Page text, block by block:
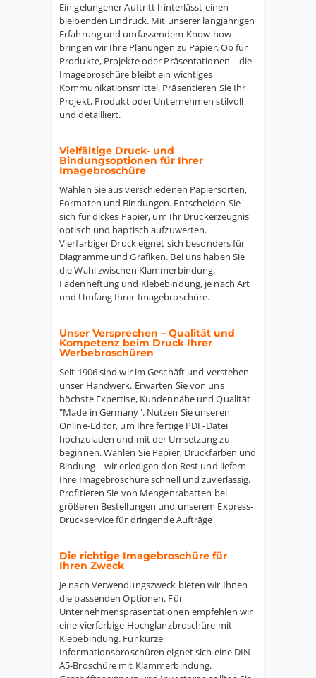
Ein gelungener Auftritt hinterlässt einen
bleibenden Eindruck. Mit unserer langjährigen
Erfahrung und umfassendem Know-how
bringen wir Ihre Planungen zu Papier. Ob für
Produkte, Projekte oder Präsentationen – die
Imagebroschüre bleibt ein wichtiges
Kommunikationsmittel. Präsentieren Sie Ihr
Projekt, Produkt oder Unternehmen stilvoll
und detailliert.
Vielfältige Druck- und
Bindungsoptionen für Ihrer
Imagebroschüre
Wählen Sie aus verschiedenen Papiersorten,
Formaten und Bindungen. Entscheiden Sie
sich für dickes Papier, um Ihr Druckerzeugnis
optisch und haptisch aufzuwerten.
Vierfarbiger Druck eignet sich besonders für
Diagramme und Grafiken. Bei uns haben Sie
die Wahl zwischen Klammerbindung,
Fadenheftung und Klebebindung, je nach Art
und Umfang Ihrer Imagebroschüre.
Unser Versprechen – Qualität und
Kompetenz beim Druck Ihrer
Werbebroschüren
Seit 1906 sind wir im Geschäft und verstehen
unser Handwerk. Erwarten Sie von uns
höchste Expertise, Kundennähe und Qualität
"Made in Germany". Nutzen Sie unseren
Online-Editor, um Ihre fertige PDF-Datei
hochzuladen und mit der Umsetzung zu
beginnen. Wählen Sie Papier, Druckfarben und
Bindung – wir erledigen den Rest und liefern
Ihre Imagebroschüre schnell und zuverlässig.
Profitieren Sie von Mengenrabatten bei
größeren Bestellungen und unserem Express-
Druckservice für dringende Aufträge.
Die richtige Imagebroschüre für
Ihren Zweck
Je nach Verwendungszweck bieten wir Ihnen
die passenden Optionen. Für
Unternehmenspräsentationen empfehlen wir
eine vierfarbige Hochglanzbroschüre mit
Klebebindung. Für kurze
Informationsbroschüren eignet sich eine DIN
A5-Broschüre mit Klammerbindung.